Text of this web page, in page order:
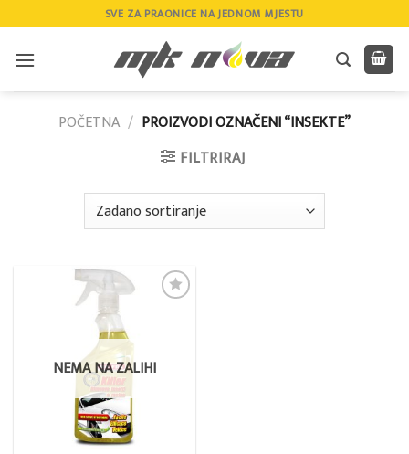
to
content
SVE ZA PRAONICE NA JEDNOM MJESTU
POČETNA / PROIZVODI OZNAČENI “INSEKTE”
FILTRIRAJ
NEMA NA ZALIHI